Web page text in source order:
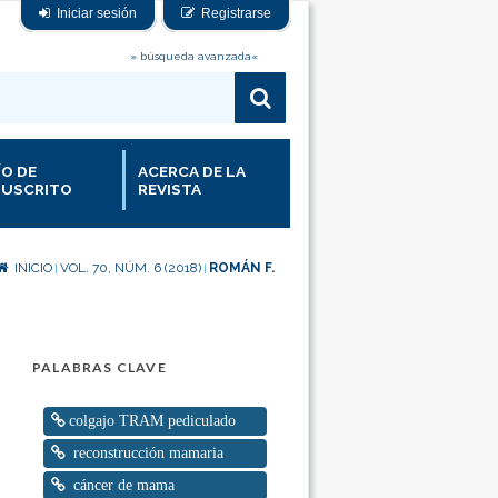
Iniciar sesión Registrarse
» búsqueda avanzada«
DE
ACERCA DE LA
REVISTA
INICIO VOL. 70, NÚM. 6 (2018) ROMÁN F.
PALABRAS CLAVE
colgajo TRAM pediculado
reconstrucción mamaria
cáncer de mama